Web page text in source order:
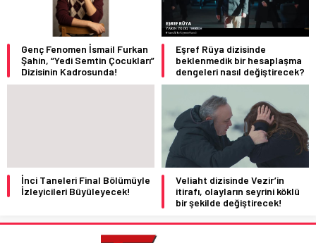
Genç Fenomen İsmail Furkan
Şahin, “Yedi Semtin Çocukları”
Dizisinin Kadrosunda!
Eşref Rüya dizisinde
beklenmedik bir hesaplaşma
dengeleri nasıl değiştirecek?
İnci Taneleri Final Bölümüyle
İzleyicileri Büyüleyecek!
Veliaht dizisinde Vezir’in
itirafı, olayların seyrini köklü
bir şekilde değiştirecek!